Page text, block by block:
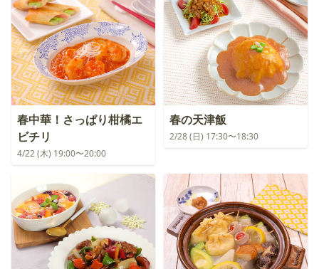
春中華！さっぱり柑橘エ
ビチリ
4/22 (木) 19:00〜20:00
春の天津飯
2/28 (日) 17:30〜18:30